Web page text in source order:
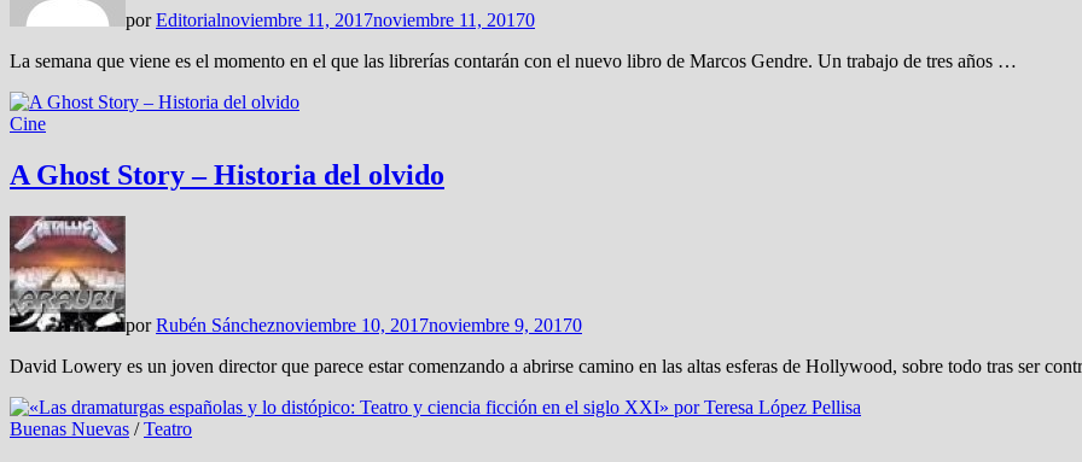
porEditorialnoviembre 11, 2017noviembre 11, 20170
La semana que viene es el momento en el que las librerías contarán con el nuevo libro de Marcos Gendre. Un trabajo de tres años …
Cine
A Ghost Story – Historia del olvido
porRubén Sáncheznoviembre 10, 2017noviembre 9, 20170
David Lowery es un joven director que parece estar comenzando a abrirse camino en las altas esferas de Hollywood, sobre todo tras ser
Buenas Nuevas /Teatro